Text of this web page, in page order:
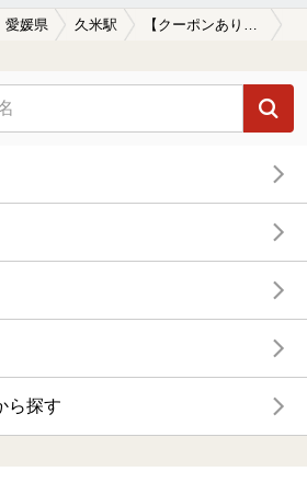
愛媛県 久米駅 【クーポンあり】久米駅近くの温泉宿・温泉旅館・ホテルおすすめ(2026年版)
ら探す